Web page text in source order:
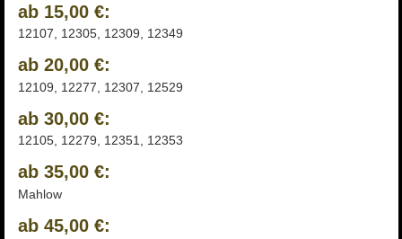
ab 15,00 €:
12107, 12305, 12309, 12349
ab 20,00 €:
12109, 12277, 12307, 12529
ab 30,00 €:
12105, 12279, 12351, 12353
ab 35,00 €:
Mahlow
ab 45,00 €: